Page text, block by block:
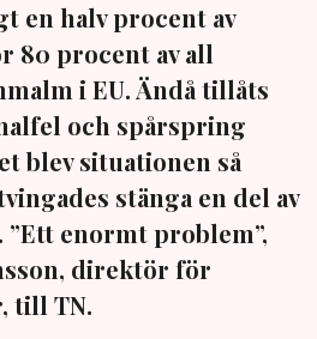
en halv procent av
80 procent av all
i EU. Ändå tillåts
och spårspring
blev situationen så
stänga en del av
enormt problem”,
direktör för
till TN.